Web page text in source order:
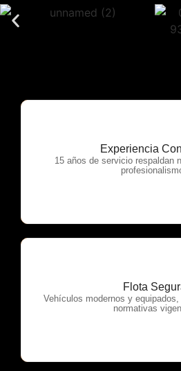
Experiencia
15 años de servicio respaldan
OTP
Flota
Vehículos modernos y
normativas
OTP